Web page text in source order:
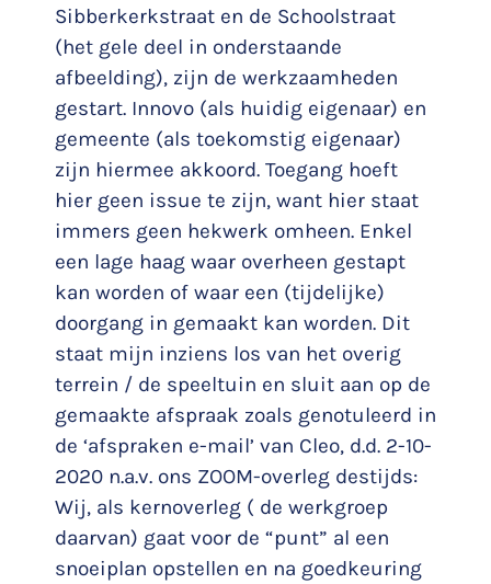
Sibberkerkstraat en de Schoolstraat
(het gele deel in onderstaande
afbeelding), zijn de werkzaamheden
gestart. Innovo (als huidig eigenaar) en
gemeente (als toekomstig eigenaar)
zijn hiermee akkoord. Toegang hoeft
hier geen issue te zijn, want hier staat
immers geen hekwerk omheen. Enkel
een lage haag waar overheen gestapt
kan worden of waar een (tijdelijke)
doorgang in gemaakt kan worden. Dit
staat mijn inziens los van het overig
terrein / de speeltuin en sluit aan op de
gemaakte afspraak zoals genotuleerd in
de ‘afspraken e-mail’ van Cleo, d.d. 2-10-
2020 n.a.v. ons ZOOM-overleg destijds:
Wij, als kernoverleg ( de werkgroep
daarvan) gaat voor de “punt” al een
snoeiplan opstellen en na goedkeuring